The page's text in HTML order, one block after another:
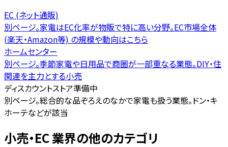
EC (ネット通販)
別ページ。家電はEC化率が物販で特に高い分野。EC市場全体
(楽天・Amazon等) の規模や動向はこちら
ホームセンター
別ページ。季節家電や日用品で商圏が一部重なる業態。DIY・住
関連を主力とする小売
ディスカウントストア準備中
別ページ。総合的な品ぞろえのなかで家電も扱う業態。ドン・キ
ホーテなどが該当
小売・EC 業界の他のカテゴリ